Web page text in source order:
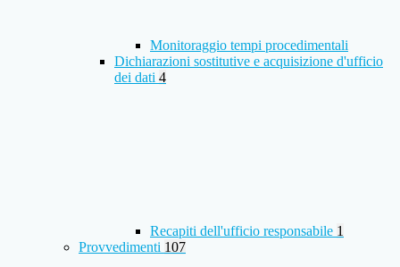
Monitoraggio tempi procedimentali
Dichiarazioni sostitutive e acquisizione d'ufficio
dei dati 4
Recapiti dell'ufficio responsabile 1
Provvedimenti 107